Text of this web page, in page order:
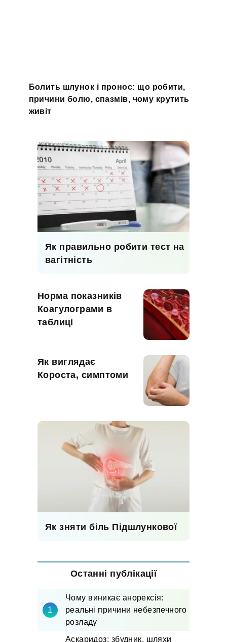
Болить шлунок і пронос: що робити,
причини болю, спазмів, чому крутить
живіт
Як правильно робити тест на
вагітність
Норма показників
Коагулограми в
таблиці
Як виглядає
Короста, симптоми
Як зняти біль Підшлункової
Останні публікації
Чому виникає анорексія:
реальні причини небезпечного
розладу
Аскаридоз: збудник, шляхи